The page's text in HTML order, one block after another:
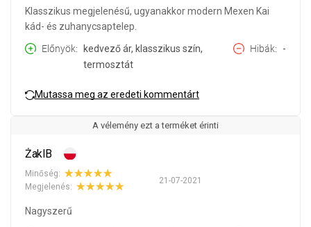
Klasszikus megjelenésű, ugyanakkor modern Mexen Kai
kád- és zuhanycsaptelep.
Előnyök
kedvező ár, klasszikus szín,
termosztát
Hibák -
Mutassa meg az eredeti kommentárt
A vélemény ezt a terméket érinti
ŻaklB
21-07-2021
Minőség:
Megjelenés:
Nagyszerű